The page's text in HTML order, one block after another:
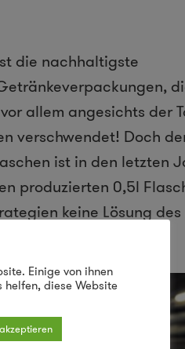
die nachhaltigste
allem angesichts der
verschwendet! Doch
ist in den letzten
produzierten 0,5l
keine Lösung des
Einige von ihnen
helfen, diese Website